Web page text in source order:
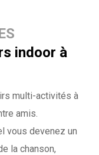
indoor à
multi-activités à
amis.
vous devenez un
la chanson,